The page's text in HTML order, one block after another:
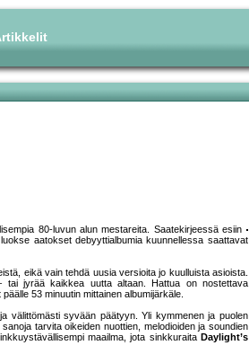
80-luvun alun mestareita. Saatekirjeessä esiin
aatokset debyyttialbumia kuunnellessa saattavat
eikä vain tehdä uusia versioita jo kuulluista asioista.
jyrää kaikkea uutta altaan. Hattua on nostettava
53 minuutin mittainen albumijärkäle.
välittömästi syvään päätyyn. Yli kymmenen ja puolen
tarvita oikeiden nuottien, melodioiden ja soundien
maailma, jota sinkkuraita Daylight’s